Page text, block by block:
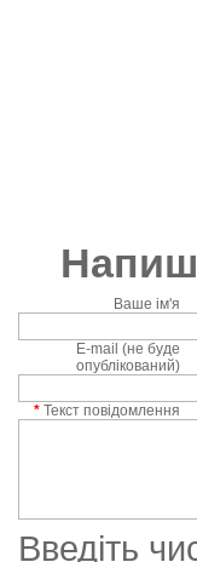
Ваше ім'я
E-mail (не буде
опублікований)
* Текст повідомлення
Введіть